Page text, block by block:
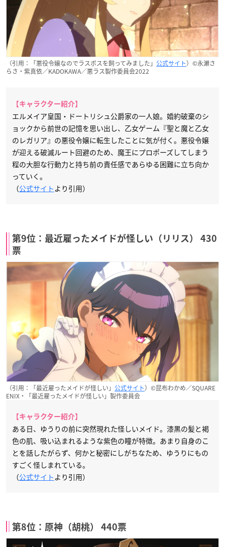
（引用：「悪役令嬢なのでラスボスを飼ってみました」 公式サイト）©永瀬さ
らさ・紫真依／KADOKAWA／悪ラス製作委員会2022
【キャラクター紹介】
エルメイア皇国・ドートリシュ公爵家の一人娘。婚約破棄のシ
ョックから前世の記憶を思い出し、乙女ゲーム『聖と魔と乙女
のレガリア』の悪役令嬢に転生したことに気が付く。悪役令嬢
が迎える破滅ルート回避のため、魔王にプロポーズしてしまう
程の大胆な行動力と持ち前の責任感であらゆる困難に立ち向か
っていく。
（公式サイト より引用）
第9位：最近雇ったメイドが怪しい（リリス） 430
票
（引用：「最近雇ったメイドが怪しい」 公式サイト）©昆布わかめ／SQUARE
ENIX・「最近雇ったメイドが怪しい」製作委員会
【キャラクター紹介】
ある日、ゆうりの前に突然現れた怪しいメイド。漆黒の髪と褐
色の肌、吸い込まれるような紫色の瞳が特徴。あまり自身のこ
とを話したがらず、何かと秘密にしがちなため、ゆうりにもの
すごく怪しまれている。
（公式サイト より引用）
第8位：原神（胡桃） 440票